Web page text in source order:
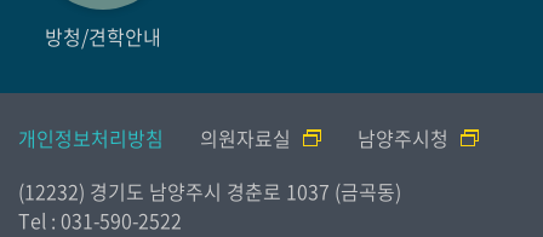
방청/견학안내
개인정보처리방침 의원자료실
남양주시청
(12232) 경기도 남양주시 경춘로 1037 (금곡동)
Tel : 031-590-2522